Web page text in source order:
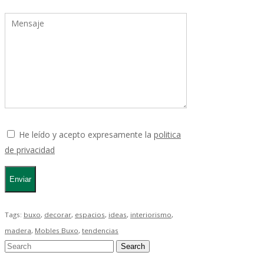
He leído y acepto expresamente la politica
de privacidad
Tags: buxo, decorar, espacios, ideas, interiorismo,
madera, Mobles Buxo, tendencias